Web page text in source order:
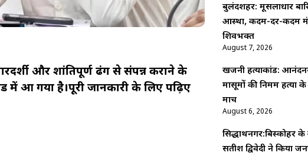
पारदर्शी और शांतिपूर्ण ढंग से संपन्न कराने के
में आ गया है।पूरी जानकारी के लिए पढ़िए
बुलंदशहर: मूसलाधार
आस्था, कदम-दर-कदम
शिवभक्त
August 7, 2026
खजनी हत्याकांड:
मासूमों की निर्मम हत्या
मार्च
August 6, 2026
सिद्धार्थनगर:बिस्कोहर के
सतीश द्विवेदी ने किया